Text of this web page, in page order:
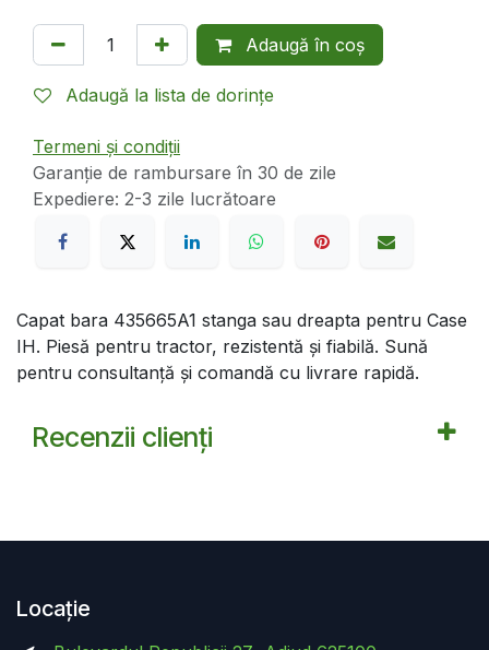
Adaugă în coș
Adaugă la lista de dorințe
Termeni și condiții
Garanție de rambursare în 30 de zile
Expediere: 2-3 zile lucrătoare
Capat bara 435665A1 stanga sau dreapta pentru Case
IH. Piesă pentru tractor, rezistentă și fiabilă. Sună
pentru consultanță și comandă cu livrare rapidă.
Recenzii clienți
Locație